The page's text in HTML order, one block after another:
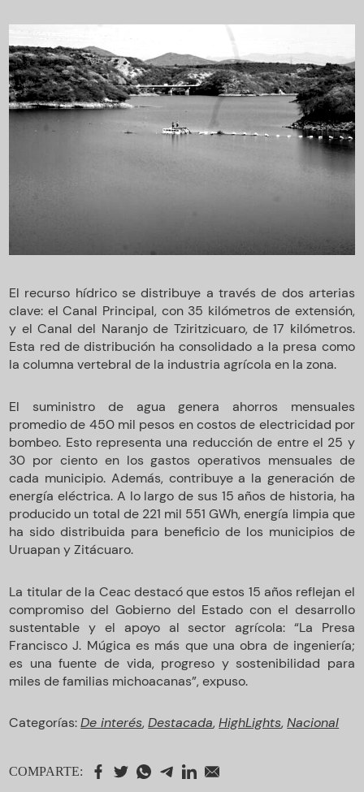
El recurso hídrico se distribuye a través de dos arterias
clave: el Canal Principal, con 35 kilómetros de extensión,
y el Canal del Naranjo de Tziritzicuaro, de 17 kilómetros.
Esta red de distribución ha consolidado a la presa como
la columna vertebral de la industria agrícola en la zona.
El suministro de agua genera ahorros mensuales
promedio de 450 mil pesos en costos de electricidad por
bombeo. Esto representa una reducción de entre el 25 y
30 por ciento en los gastos operativos mensuales de
cada municipio. Además, contribuye a la generación de
energía eléctrica. A lo largo de sus 15 años de historia, ha
producido un total de 221 mil 551 GWh, energía limpia que
ha sido distribuida para beneficio de los municipios de
Uruapan y Zitácuaro.
La titular de la Ceac destacó que estos 15 años reflejan el
compromiso del Gobierno del Estado con el desarrollo
sustentable y el apoyo al sector agrícola: “La Presa
Francisco J. Múgica es más que una obra de ingeniería;
es una fuente de vida, progreso y sostenibilidad para
miles de familias michoacanas”, expuso.
Categorías:De interés,Destacada,HighLights,Nacional
COMPARTE: